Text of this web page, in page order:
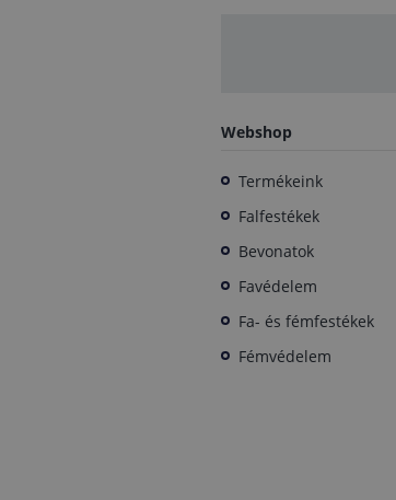
Webshop
Termékeink
Falfestékek
Bevonatok
Favédelem
Fa- és fémfestékek
Fémvédelem